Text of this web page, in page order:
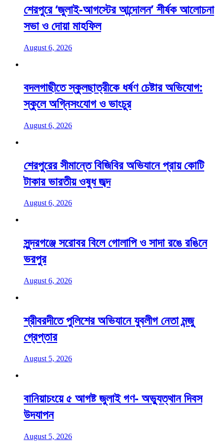
শেরপুরে ‘জুলাই-আগস্টের আন্দোলন’ শীর্ষক আলোচনা
সভা ও দোয়া মাহফিল
August 6, 2026
বদলগাছীতে স্কুলছাত্রীকে ধর্ষণ চেষ্টার অভিযোগ:
স্কুলে অগ্নিসংযোগ ও ভাংচুর
August 6, 2026
শেরপুরের সীমান্তে বিজিবির অভিযানে প্রায় কোটি
টাকার ভারতীয় ওষুধ জব্দ
August 6, 2026
সুন্দরগঞ্জে সরোবর বিলে গোলাপি ও সাদা রঙে রঙিনে
ভরপুর
August 6, 2026
শ্রীবরদীতে পুলিশের অভিযানে যুবলীগ নেতা মন্জু
গ্রেপ্তার
August 5, 2026
বানিয়াচংয়ে ৫ আগষ্ট জুলাই গণ- অভ্যুত্থান দিবস
উদযাপন
August 5, 2026